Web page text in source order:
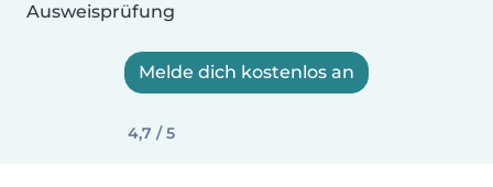
Ausweisprüfung
Melde dich kostenlos an
4,7 / 5